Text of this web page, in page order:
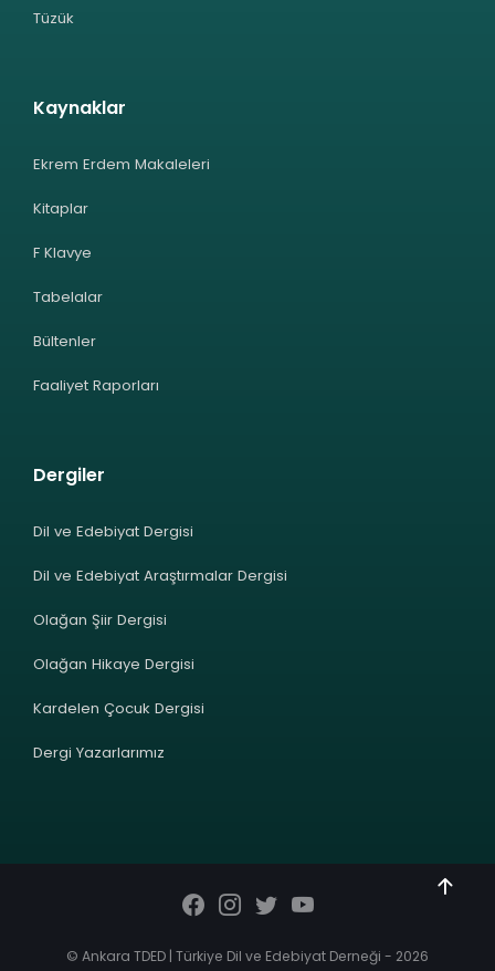
Tüzük
Kaynaklar
Ekrem Erdem Makaleleri
Kitaplar
F Klavye
Tabelalar
Bültenler
Faaliyet Raporları
Dergiler
Dil ve Edebiyat Dergisi
Dil ve Edebiyat Araştırmalar Dergisi
Olağan Şiir Dergisi
Olağan Hikaye Dergisi
Kardelen Çocuk Dergisi
Dergi Yazarlarımız
© Ankara TDED | Türkiye Dil ve Edebiyat Derneği - 2026